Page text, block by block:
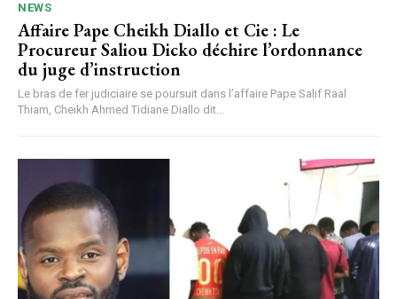
NEWS
Affaire Pape Cheikh Diallo et Cie : Le
Procureur Saliou Dicko déchire l’ordonnance
du juge d’instruction
Le bras de fer judiciaire se poursuit dans l’affaire Pape Salif Raal
Thiam, Cheikh Ahmed Tidiane Diallo dit...